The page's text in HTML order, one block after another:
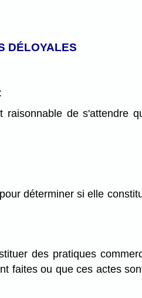
DÉLOYALES
de s'attendre
déterminer si elle
des pratiques
faites ou que ces actes